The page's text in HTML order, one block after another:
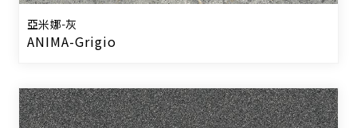
亞米娜-灰
ANIMA-Grigio